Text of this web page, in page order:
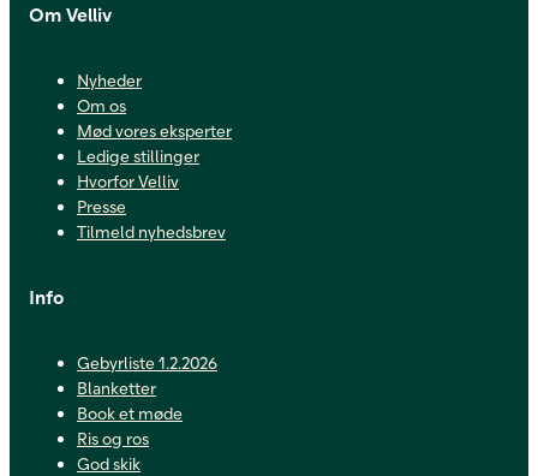
Om Velliv
Nyheder
Om os
Mød vores eksperter
Ledige stillinger
Hvorfor Velliv
Presse
Tilmeld nyhedsbrev
Info
Gebyrliste 1.2.2026
Blanketter
Book et møde
Ris og ros
God skik